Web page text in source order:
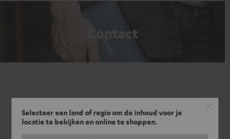
Selecteer een land of regio om de inhoud voor je
locatie te bekijken en online te shoppen.
Contact